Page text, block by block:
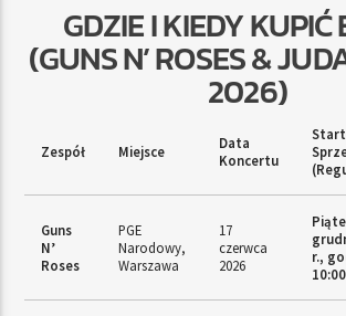
GDZIE I KIEDY KUPIĆ
(GUNS N’ ROSES &
2026)
Zespół Miejsce
Data
Koncertu
Start
Guns
N’
Roses
PGE
Narodowy,
Warszawa
17
czerwca
2026
r.,
10:00